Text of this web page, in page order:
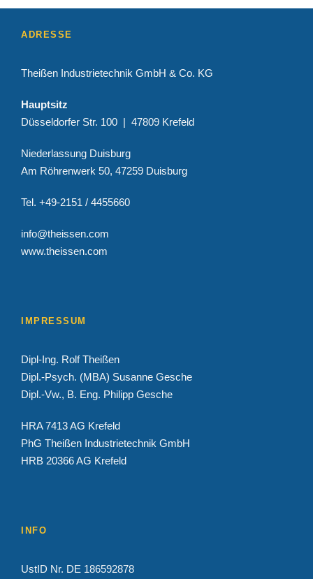
ADRESSE
Theißen Industrietechnik GmbH & Co. KG
Hauptsitz
Düsseldorfer Str. 100 | 47809 Krefeld
Niederlassung Duisburg
Am Röhrenwerk 50, 47259 Duisburg
Tel. +49-2151 / 4455660
info@theissen.com
www.theissen.com
IMPRESSUM
Dipl-Ing. Rolf Theißen
Dipl.-Psych. (MBA) Susanne Gesche
Dipl.-Vw., B. Eng. Philipp Gesche
HRA 7413 AG Krefeld
PhG Theißen Industrietechnik GmbH
HRB 20366 AG Krefeld
INFO
UstID Nr. DE 186592878